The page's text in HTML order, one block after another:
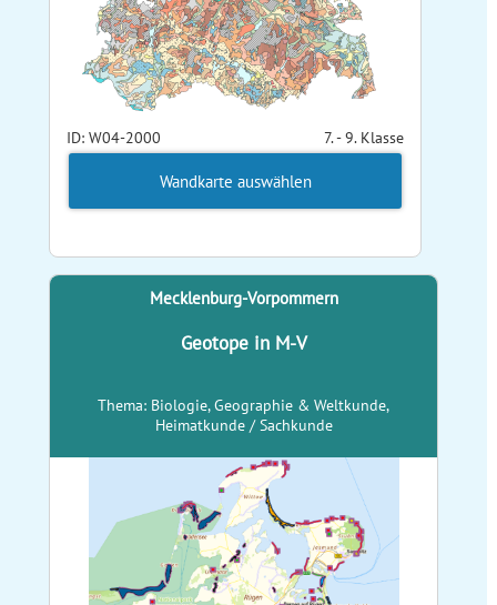
ID: W04-2000 7. - 9. Klasse
Wandkarte auswählen
Mecklenburg-Vorpommern
Geotope in M-V
Thema: Biologie, Geographie & Weltkunde,
Heimatkunde / Sachkunde